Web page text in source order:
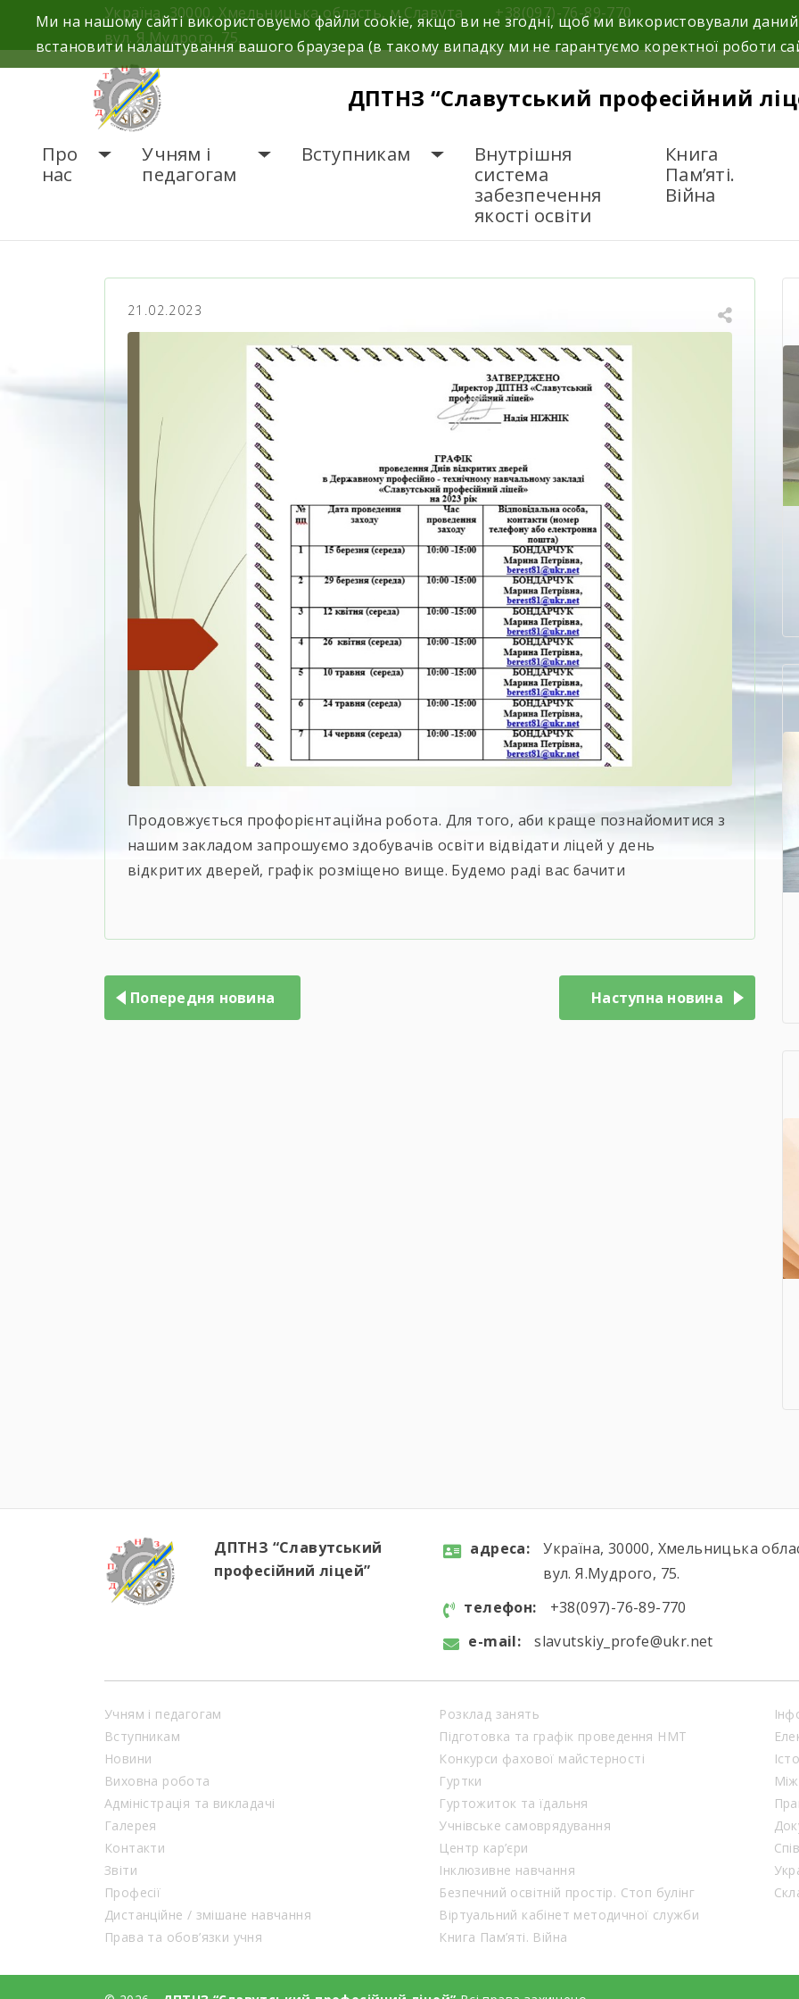
Україна, 30000, Хмельницька область, м.Славута
вул. Я.Мудрого, 75.
+38(097)-76-89-770
ДПТНЗ “Славутський професійний
Про
нас
Учням і
педагогам
Вступникам
Внутрішня
система
забезпечення
якості освіти
Книга
Пам’яті.
Війна
21.02.2023
Продовжується профорієнтаційна робота. Для того, аби краще познайомитися з
нашим закладом запрошуємо здобувачів освіти відвідати ліцей у день
відкритих дверей, графік розміщено вище. Будемо раді вас бачити
Попередня новина Наступна новина
Ми на нашому сайті використовуємо файли cookie, якщо ви не згодні, щоб ми використовували
встановити налаштування вашого браузера (в такому випадку ми не гарантуємо коректної роботи
ДПТНЗ “Славутський
професійний ліцей”
aдресa:
Україна, 30000, Хмельницька
вул. Я.Мудрого, 75.
телефон:
+38(097)-76-89-770
e-mail:
slavutskiy_profe@ukr.net
Учням і педагогам
Вступникам
Новини
Виховна робота
Адміністрація та викладачі
Галерея
Контакти
Звіти
Професії
Дистанційне / змішане навчання
Права та обов’язки учня
Розклад занять
Підготовка та графік проведення НМТ
Конкурси фахової майстерності
Гуртки
Гуртожиток та їдальня
Учнівське самоврядування
Центр кар’єри
Інклюзивне навчання
Безпечний освітній простір. Стоп булінг
Віртуальний кабінет методичної служби
Книга Пам’яті. Війна